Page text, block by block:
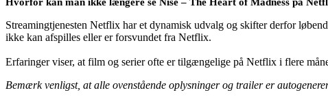
Streamingtjenesten Netflix har et dynamisk udvalg og skifter derfor
ikke kan afspilles eller er forsvundet fra Netflix.
Erfaringer viser, at film og serier ofte er tilgængelige på Netflix i flere
Bemærk venligst, at alle ovenstående oplysninger og trailer er